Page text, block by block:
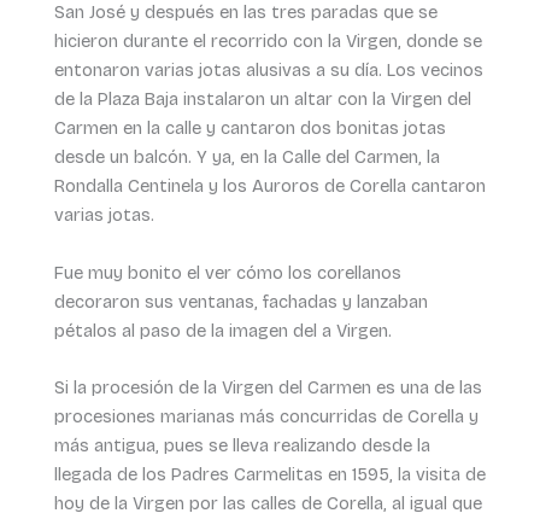
San José y después en las tres paradas que se
hicieron durante el recorrido con la Virgen, donde se
entonaron varias jotas alusivas a su día. Los vecinos
de la Plaza Baja instalaron un altar con la Virgen del
Carmen en la calle y cantaron dos bonitas jotas
desde un balcón. Y ya, en la Calle del Carmen, la
Rondalla Centinela y los Auroros de Corella cantaron
varias jotas.
Fue muy bonito el ver cómo los corellanos
decoraron sus ventanas, fachadas y lanzaban
pétalos al paso de la imagen del a Virgen.
Si la procesión de la Virgen del Carmen es una de las
procesiones marianas más concurridas de Corella y
más antigua, pues se lleva realizando desde la
llegada de los Padres Carmelitas en 1595, la visita de
hoy de la Virgen por las calles de Corella, al igual que